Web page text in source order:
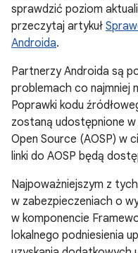
sprawdzić poziom
przeczytaj artykuł
Androida.
Partnerzy Androida są
problemach co najmniej
Poprawki kodu
zostaną udostępnione
Open Source (AOSP) w
linki do AOSP będą
Najpoważniejszym z
w zabezpieczeniach o
w komponencie
lokalnego podniesienia